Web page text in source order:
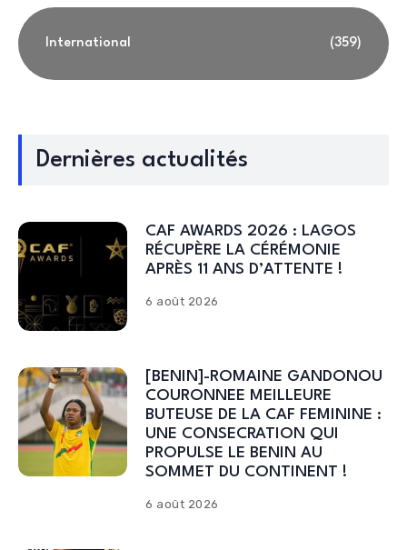
International (359)
Dernières actualités
CAF AWARDS 2026 : LAGOS
RÉCUPÈRE LA CÉRÉMONIE
APRÈS 11 ANS D’ATTENTE !
6 août 2026
[BENIN]-ROMAINE GANDONOU
COURONNEE MEILLEURE
BUTEUSE DE LA CAF FEMININE :
UNE CONSECRATION QUI
PROPULSE LE BENIN AU
SOMMET DU CONTINENT !
6 août 2026